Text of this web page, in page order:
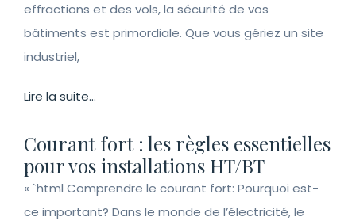
effractions et des vols, la sécurité de vos
bâtiments est primordiale. Que vous gériez un site
industriel,
Lire la suite...
Courant fort : les règles essentielles
pour vos installations HT/BT
« `html Comprendre le courant fort: Pourquoi est-
ce important? Dans le monde de l’électricité, le